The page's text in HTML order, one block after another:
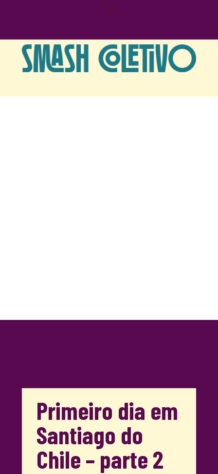
Primeiro dia em
Santiago do
Chile – parte 2